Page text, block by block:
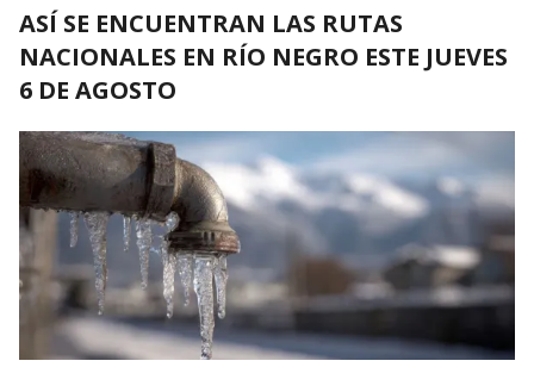
ASÍ SE ENCUENTRAN LAS RUTAS
NACIONALES EN RÍO NEGRO ESTE JUEVES
6 DE AGOSTO